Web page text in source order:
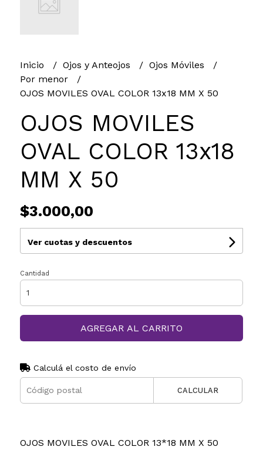
Inicio Ojos y Anteojos
Ojos Móviles
Por menor
OJOS MOVILES OVAL COLOR 13x18 MM X 50
OJOS MOVILES
OVAL COLOR 13x18
MM X 50
$3.000,00
Ver cuotas y descuentos
Cantidad
AGREGAR AL CARRITO
Calculá el costo de envío
CALCULAR
OJOS MOVILES OVAL COLOR 13*18 MM X 50